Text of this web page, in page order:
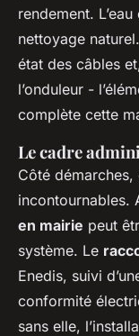
rendement.
nettoyage
état des câbles
l’onduleur -
complète cette
Le cadre
Côté
incontournables.
en mairie peut
système. Le
Enedis, suivi
conformité
sans elle,